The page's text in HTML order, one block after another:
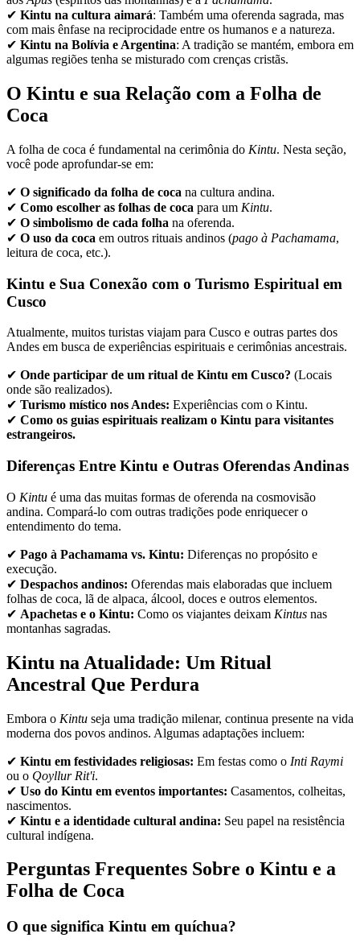
✔ Kintu na cultura aimará: Também uma oferenda sagrada, mas
com mais ênfase na reciprocidade entre os humanos e a natureza.
✔ Kintu na Bolívia e Argentina: A tradição se mantém, embora em
algumas regiões tenha se misturado com crenças cristãs.
O Kintu e sua Relação com a Folha de
Coca
A folha de coca é fundamental na cerimônia do Kintu. Nesta seção,
você pode aprofundar-se em:
✔ O significado da folha de coca na cultura andina.
✔ Como escolher as folhas de coca para um Kintu.
✔ O simbolismo de cada folha na oferenda.
✔ O uso da coca em outros rituais andinos (pago à Pachamama,
leitura de coca, etc.).
Kintu e Sua Conexão com o Turismo Espiritual em
Cusco
Atualmente, muitos turistas viajam para Cusco e outras partes dos
Andes em busca de experiências espirituais e cerimônias ancestrais.
✔ Onde participar de um ritual de Kintu em Cusco? (Locais
onde são realizados).
✔ Turismo místico nos Andes: Experiências com o Kintu.
✔ Como os guias espirituais realizam o Kintu para visitantes
estrangeiros.
Diferenças Entre Kintu e Outras Oferendas Andinas
O Kintu é uma das muitas formas de oferenda na cosmovisão
andina. Compará-lo com outras tradições pode enriquecer o
entendimento do tema.
✔ Pago à Pachamama vs. Kintu: Diferenças no propósito e
execução.
✔ Despachos andinos: Oferendas mais elaboradas que incluem
folhas de coca, lã de alpaca, álcool, doces e outros elementos.
✔ Apachetas e o Kintu: Como os viajantes deixam Kintus nas
montanhas sagradas.
Kintu na Atualidade: Um Ritual
Ancestral Que Perdura
Embora o Kintu seja uma tradição milenar, continua presente na vida
moderna dos povos andinos. Algumas adaptações incluem:
✔ Kintu em festividades religiosas: Em festas como o Inti Raymi
ou o Qoyllur Rit'i.
✔ Uso do Kintu em eventos importantes: Casamentos, colheitas,
nascimentos.
✔ Kintu e a identidade cultural andina: Seu papel na resistência
cultural indígena.
Perguntas Frequentes Sobre o Kintu e a
Folha de Coca
O que significa Kintu em quíchua?